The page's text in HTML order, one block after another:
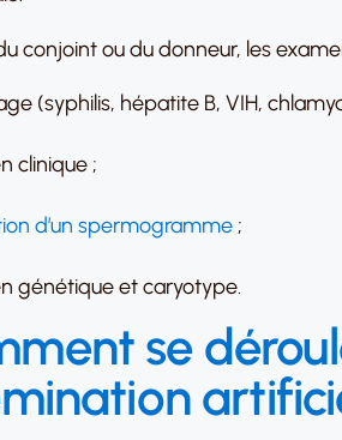
conjoint ou du donneur, les
(syphilis, hépatite B, VIH,
clinique ;
d’un spermogramme ;
génétique et caryotype.
se